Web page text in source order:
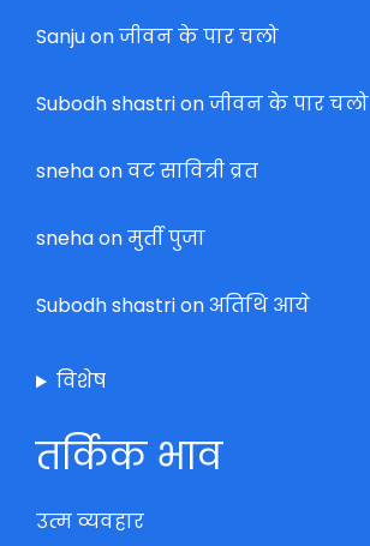
Sanjuonजीवन के पार चलो
Subodh shastrionजीवन के पार चलो
snehaonवट सावित्री व्रत
snehaonमुर्ती पुजा
Subodh shastrionअतिथि आये
विशेष
तर्किक भाव
उत्म व्यवहार